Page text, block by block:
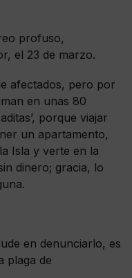
profuso,
el 23 de marzo.
afectados, pero por
en unas 80
porque viajar
un apartamento,
Isla y verte en la
dinero; gracia, lo
en denunciarlo, es
plaga de